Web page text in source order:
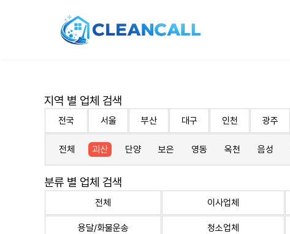
지역 별 업체 검색
전국 서울 부산 대구 인천 광주
전체 괴산 단양 보은 영동 옥천 음성
분류 별 업체 검색
전체 이사업체
용달/화물운송 청소업체